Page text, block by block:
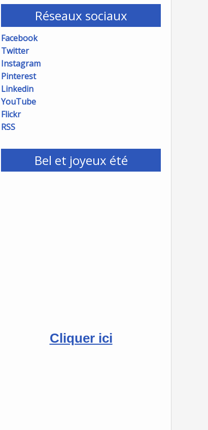
Réseaux sociaux
Facebook
Twitter
Instagram
Pinterest
Linkedin
YouTube
Flickr
RSS
Bel et joyeux été
Cliquer ici